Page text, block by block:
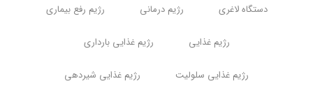
دستگاه لاغری رژیم درمانی رژیم رفع بیماری
رژیم غذایی رژیم غذایی بارداری
رژیم غذایی سلولیت رژیم غذایی شیردهی